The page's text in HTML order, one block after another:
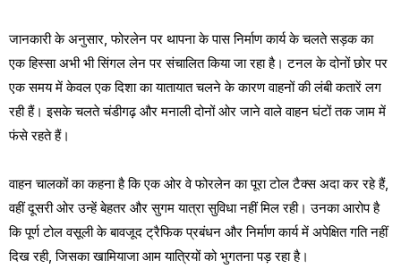
जानकारी के अनुसार, फोरलेन पर थापना के पास निर्माण कार्य के चलते सड़क का
एक हिस्सा अभी भी सिंगल लेन पर संचालित किया जा रहा है। टनल के दोनों छोर पर
एक समय में केवल एक दिशा का यातायात चलने के कारण वाहनों की लंबी कतारें लग
रही हैं। इसके चलते चंडीगढ़ और मनाली दोनों ओर जाने वाले वाहन घंटों तक जाम में
फंसे रहते हैं।
वाहन चालकों का कहना है कि एक ओर वे फोरलेन का पूरा टोल टैक्स अदा कर रहे हैं,
वहीं दूसरी ओर उन्हें बेहतर और सुगम यात्रा सुविधा नहीं मिल रही। उनका आरोप है
कि पूर्ण टोल वसूली के बावजूद ट्रैफिक प्रबंधन और निर्माण कार्य में अपेक्षित गति नहीं
दिख रही, जिसका खामियाजा आम यात्रियों को भुगतना पड़ रहा है।